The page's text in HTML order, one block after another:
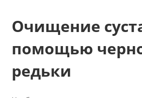
Очищение
помощью
редьки